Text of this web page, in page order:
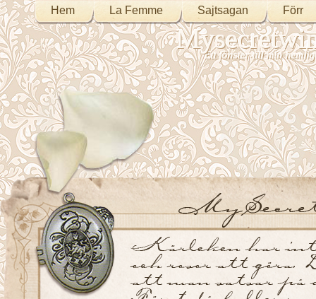
Hem La Femme Sajtsagan Förr
Ett fönster till min